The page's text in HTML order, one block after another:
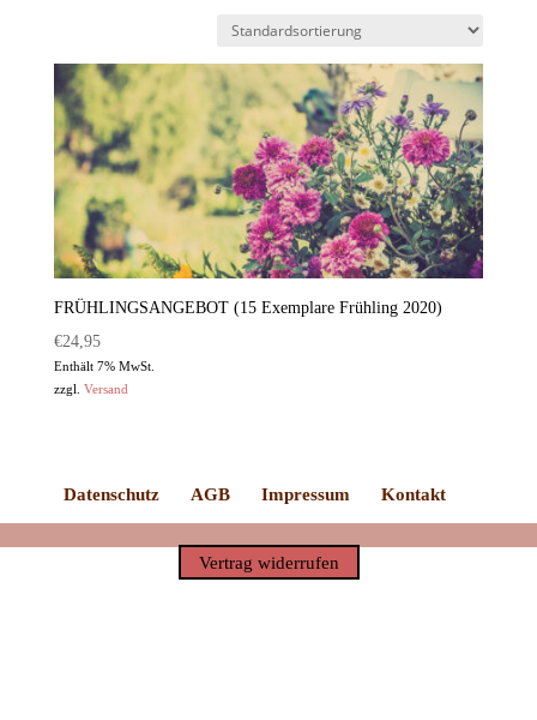
FRÜHLINGSANGEBOT (15 Exemplare Frühling 2020)
€24,95
Enthält 7% MwSt.
zzgl. Versand
Datenschutz AGB Impressum Kontakt
Vertrag widerrufen